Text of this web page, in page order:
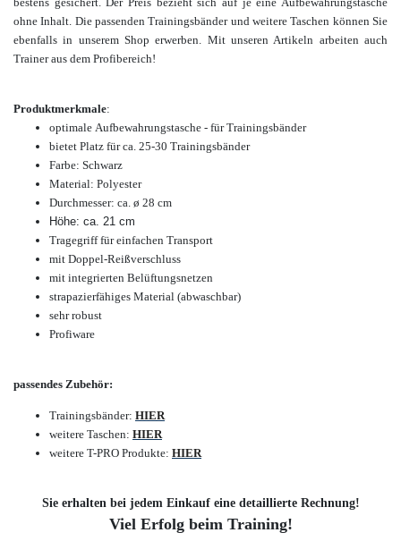
ohne Inhalt. Die passenden Trainingsbänder und weitere Taschen können Sie
ebenfalls in unserem Shop erwerben. Mit unseren Artikeln arbeiten auch
Trainer aus dem Profibereich!
Produktmerkmale:
optimale Aufbewahrungstasche - für Trainingsbänder
bietet Platz für ca. 25-30 Trainingsbänder
Farbe: Schwarz
Material: Polyester
Durchmesser: ca. ø 28 cm
Höhe: ca. 21 cm
Tragegriff für einfachen Transport
mit Doppel-Reißverschluss
mit integrierten Belüftungsnetzen
strapazierfähiges Material (abwaschbar)
sehr robust
Profiware
passendes Zubehör:
Trainingsbänder: HIER
weitere Taschen: HIER
weitere T-PRO Produkte: HIER
Sie erhalten bei jedem Einkauf eine detaillierte Rechnung!
Viel Erfolg beim Training!